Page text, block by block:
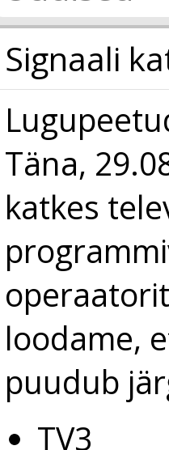
Signaali
Täna,
katkes
loodame,
puudub
TV3